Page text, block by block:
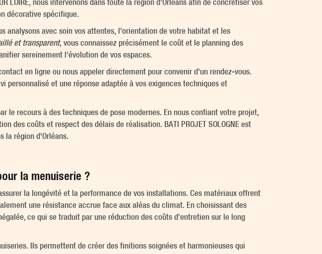
LOIRE, nous intervenons dans toute la région d'Orléans afin de concrétiser vos
décorative spécifique.
analysons avec soin vos attentes, l'orientation de votre habitat et les
et transparent, vous connaissez précisément le coût et le planning des
sereinement l'évolution de vos espaces.
en ligne ou nous appeler directement pour convenir d'un rendez-vous.
personnalisé et une réponse adaptée à vos exigences techniques et
le recours à des techniques de pose modernes. En nous confiant votre projet,
coûts et respect des délais de réalisation. BATI PROJET SOLOGNE est
la région d'Orléans.
la menuiserie ?
la longévité et la performance de vos installations. Ces matériaux offrent
une résistance accrue face aux aléas du climat. En choisissant des
ce qui se traduit par une réduction des coûts d'entretien sur le long
Ils permettent de créer des finitions soignées et harmonieuses qui